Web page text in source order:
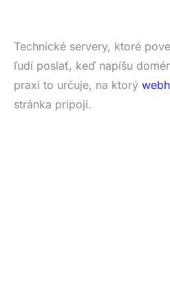
Technické servery, ktoré
ľudí poslať, keď napíšu
praxi to určuje, na ktorý
stránka pripojí.